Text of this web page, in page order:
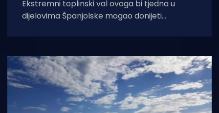
Ekstremni toplinski val ovoga bi tjedna u
dijelovima Španjolske mogao donijeti
mnoge u